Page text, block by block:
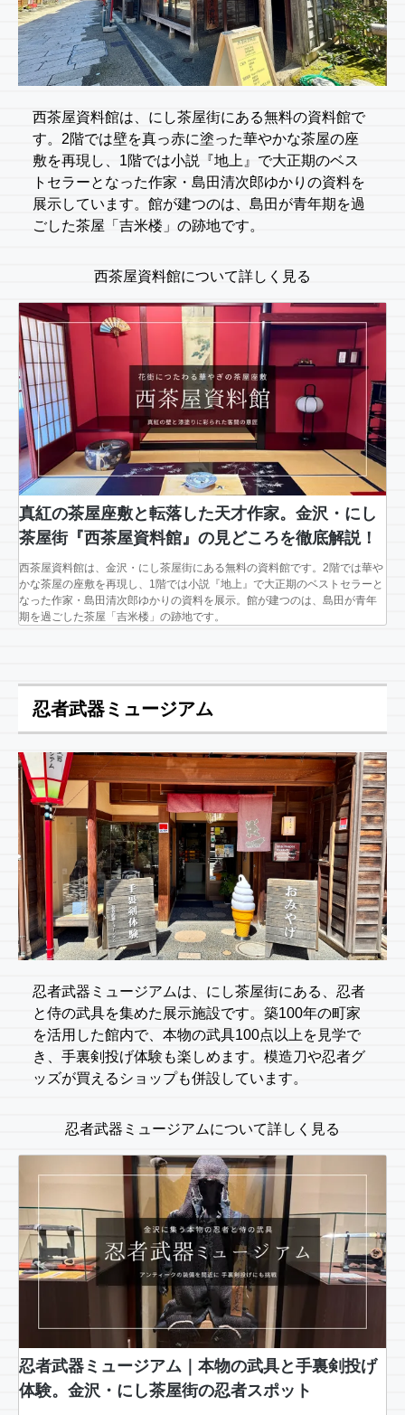
西茶屋資料館は、にし茶屋街にある無料の資料館で
す。2階では壁を真っ赤に塗った華やかな茶屋の座
敷を再現し、1階では小説『地上』で大正期のベス
トセラーとなった作家・島田清次郎ゆかりの資料を
展示しています。館が建つのは、島田が青年期を過
ごした茶屋「吉米楼」の跡地です。
西茶屋資料館について詳しく見る
真紅の茶屋座敷と転落した天才作家。金沢・にし
茶屋街『西茶屋資料館』の見どころを徹底解説！
西茶屋資料館は、金沢・にし茶屋街にある無料の資料館です。2階では華や
かな茶屋の座敷を再現し、1階では小説『地上』で大正期のベストセラーと
なった作家・島田清次郎ゆかりの資料を展示。館が建つのは、島田が青年
期を過ごした茶屋「吉米楼」の跡地です。
忍者武器ミュージアム
忍者武器ミュージアムは、にし茶屋街にある、忍者
と侍の武具を集めた展示施設です。築100年の町家
を活用した館内で、本物の武具100点以上を見学で
き、手裏剣投げ体験も楽しめます。模造刀や忍者グ
ッズが買えるショップも併設しています。
忍者武器ミュージアムについて詳しく見る
忍者武器ミュージアム｜本物の武具と手裏剣投げ
体験。金沢・にし茶屋街の忍者スポット